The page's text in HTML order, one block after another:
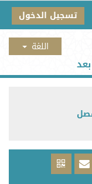
تسجيل الدخول